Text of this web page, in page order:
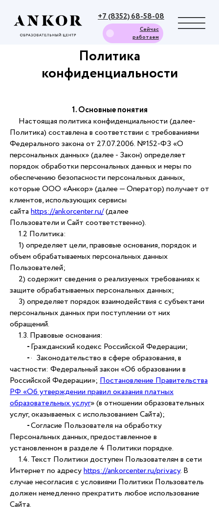
+7 (8352) 68-58-08
Сейчас
работаем
Политика
конфиденциальности
1. Основные понятия
Настоящая политика конфиденциальности (далее-
Политика) составлена в соответствии с требованиями
Федерального закона от 27.07.2006. №152-ФЗ «О
персональных данных» (далее - Закон) определяет
порядок обработки персональных данных и меры по
обеспечению безопасности персональных данных,
которые ООО «Анкор» (далее — Оператор) получает от
клиентов, использующих сервисы
сайта https://ankorcenter.ru/(далее
Пользователи и Сайт соответственно).
1.2 Политика:
1) определяет цели, правовые основания, порядок и
объем обрабатываемых персональных данных
Пользователей;
2) содержит сведения о реализуемых требованиях к
защите обрабатываемых персональных данных;
3) определяет порядок взаимодействия с субъектами
персональных данных при поступлении от них
обращений.
1.3. Правовые основания:
-Гражданский кодекс Российской Федерации;
-· Законодательство в сфере образования, в
частности: Федеральный закон «Об образовании в
Российской Федерации»; Постановление Правительства
РФ «Об утверждении правил оказания платных
образовательных услуг» (в отношении образовательных
услуг, оказываемых с использованием Сайта);
-Согласие Пользователя на обработку
Персональных данных, предоставленное в
установленном в разделе 4 Политики порядке.
1.4. Текст Политики доступен Пользователям в сети
Интернет по адресуhttps://ankorcenter.ru/privacy. В
случае несогласия с условиями Политики Пользователь
должен немедленно прекратить любое использование
Сайта.